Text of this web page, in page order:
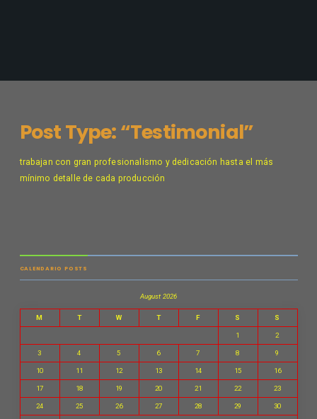
Post Type: “Testimonial”
trabajan con gran profesionalismo y dedicación hasta el más
mínimo detalle de cada producción
CALENDARIO POSTS
August 2026
M T W T F S S
1 2
3 4 5 6 7 8 9
10 11 12 13 14 15 16
17 18 19 20 21 22 23
24 25 26 27 28 29 30